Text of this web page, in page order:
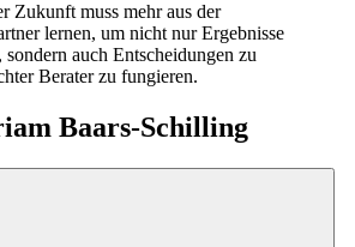
Zukunft muss mehr aus der
lernen, um nicht nur Ergebnisse
auch Entscheidungen zu
Berater zu fungieren.
Baars-Schilling